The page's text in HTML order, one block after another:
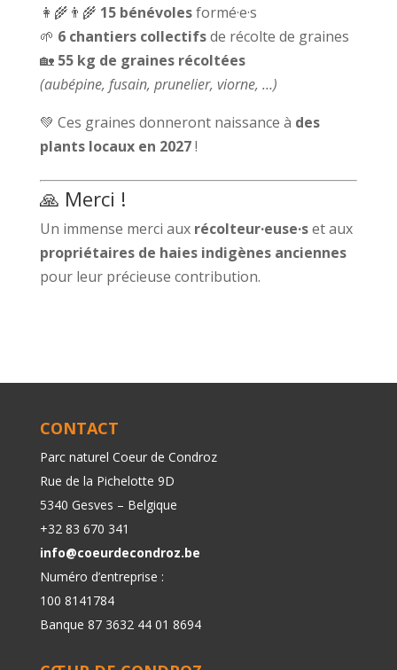
👩‍🌾👨‍🌾 15 bénévolesformé·e·s
🌱 6 chantiers collectifsde récolte de graines
🏡 55 kg de graines récoltées
(aubépine, fusain, prunelier, viorne, …)
💚 Ces graines donneront naissance à des
plants locaux en 2027!
🙏 Merci !
Un immense merci aux récolteur·euse·set aux
propriétaires de haies indigènes anciennes
pour leur précieuse contribution.
CONTACT
Parc naturel Coeur de Condroz
Rue de la Pichelotte 9D
5340 Gesves – Belgique
+32 83 670 341
info@coeurdecondroz.be
Numéro d’entreprise :
100 8141784
Banque 87 3632 44 01 8694